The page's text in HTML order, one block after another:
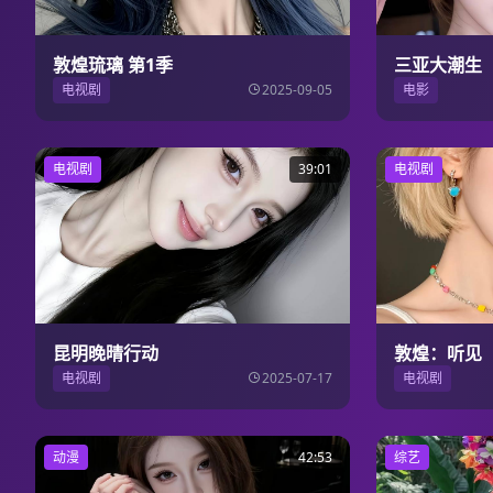
敦煌琉璃 第1季
电视剧 2025-09-05
三亚大潮生
电影
电视剧 39:01
昆明晚晴行动
电视剧 2025-07-17
电视剧
敦煌：听见
电视剧
动漫 42:53 综艺